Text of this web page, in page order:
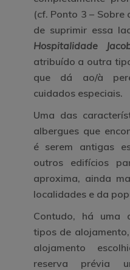
(cf. Ponto 3 – Sobre
de suprimir essa
Hospitalidade
atribuído a outra
que dá ao/à
cuidados especiais.
Uma das
albergues que
é serem antigas
outros edifícios
aproxima, ainda
localidades e da
Contudo, há uma
tipos de
alojamento
reserva prévia